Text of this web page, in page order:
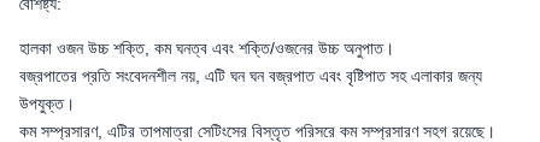
হালকা ওজন উচ্চ শক্তি, কম ঘনত্ব এবং শক্তি/ওজনের উচ্চ অনুপাত।
বজ্রপাতের প্রতি সংবেদনশীল নয়, এটি ঘন ঘন বজ্রপাত এবং বৃষ্টিপাত সহ এলাকার জন্য
উপযুক্ত।
কম সম্প্রসারণ, এটির তাপমাত্রা সেটিংসের বিস্তৃত পরিসরে কম সম্প্রসারণ সহগ রয়েছে।